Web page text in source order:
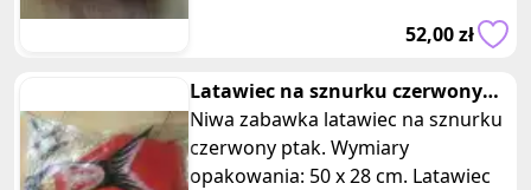
52,00 zł
Latawiec na sznurku czerwony
ptak
Niwa zabawka latawiec na sznurku
czerwony ptak. Wymiary
opakowania: 50 x 28 cm. Latawiec